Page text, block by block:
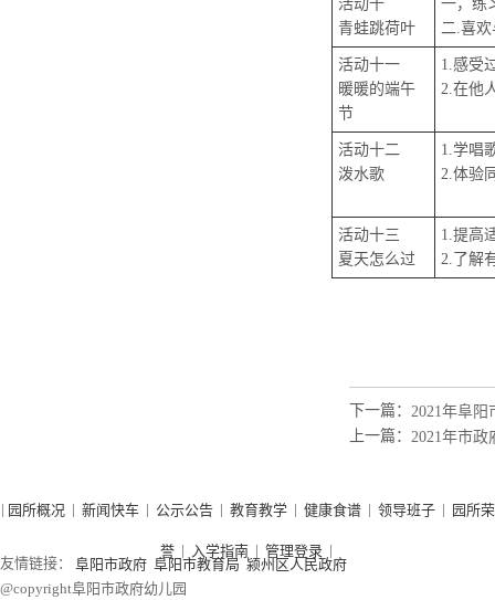
活动十
青蛙跳荷叶
一，练
二.喜
活动十一
暖暖的端午
节
1.感受
2.在他
活动十二
泼水歌
1.学唱
2.体验
活动十三
夏天怎么过
1.提高
2.了解
下一篇： 2021年阜
上一篇： 2021年市
| 园所概况 | 新闻快车 | 公示公告| 教育教学| 健康食谱| 领导班子| 园所荣
誉| 入学指南| 管理登录|
友情链接： 阜阳市政府 阜阳市教育局 颍州区人民政府
@copyright阜阳市政府幼儿园